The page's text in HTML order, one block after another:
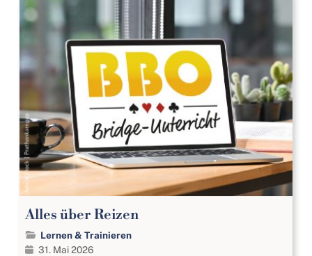
Alles über Reizen
Lernen & Trainieren
31. Mai 2026